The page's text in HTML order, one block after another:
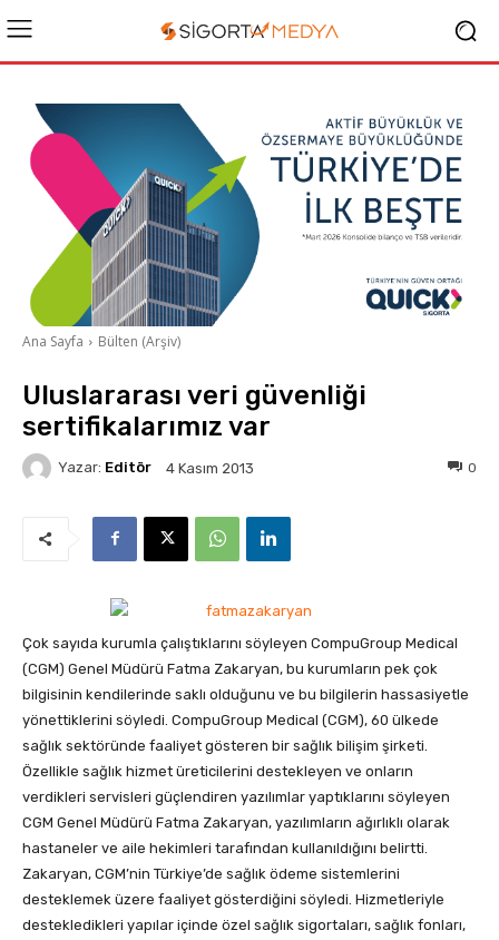
Ana Sayfa Bülten (Arşiv)
Uluslararası veri güvenliği
sertifikalarımız var
Yazar: Editör 4 Kasım 2013 0
Çok sayıda kurumla çalıştıklarını söyleyen CompuGroup Medical
(CGM) Genel Müdürü Fatma Zakaryan, bu kurumların pek çok
bilgisinin kendilerinde saklı olduğunu ve bu bilgilerin hassasiyetle
yönettiklerini söyledi. CompuGroup Medical (CGM), 60 ülkede
sağlık sektöründe faaliyet gösteren bir sağlık bilişim şirketi.
Özellikle sağlık hizmet üreticilerini destekleyen ve onların
verdikleri servisleri güçlendiren yazılımlar yaptıklarını söyleyen
CGM Genel Müdürü Fatma Zakaryan, yazılımların ağırlıklı olarak
hastaneler ve aile hekimleri tarafından kullanıldığını belirtti.
Zakaryan, CGM’nin Türkiye’de sağlık ödeme sistemlerini
desteklemek üzere faaliyet gösterdiğini söyledi. Hizmetleriyle
destekledikleri yapılar içinde özel sağlık sigortaları, sağlık fonları,